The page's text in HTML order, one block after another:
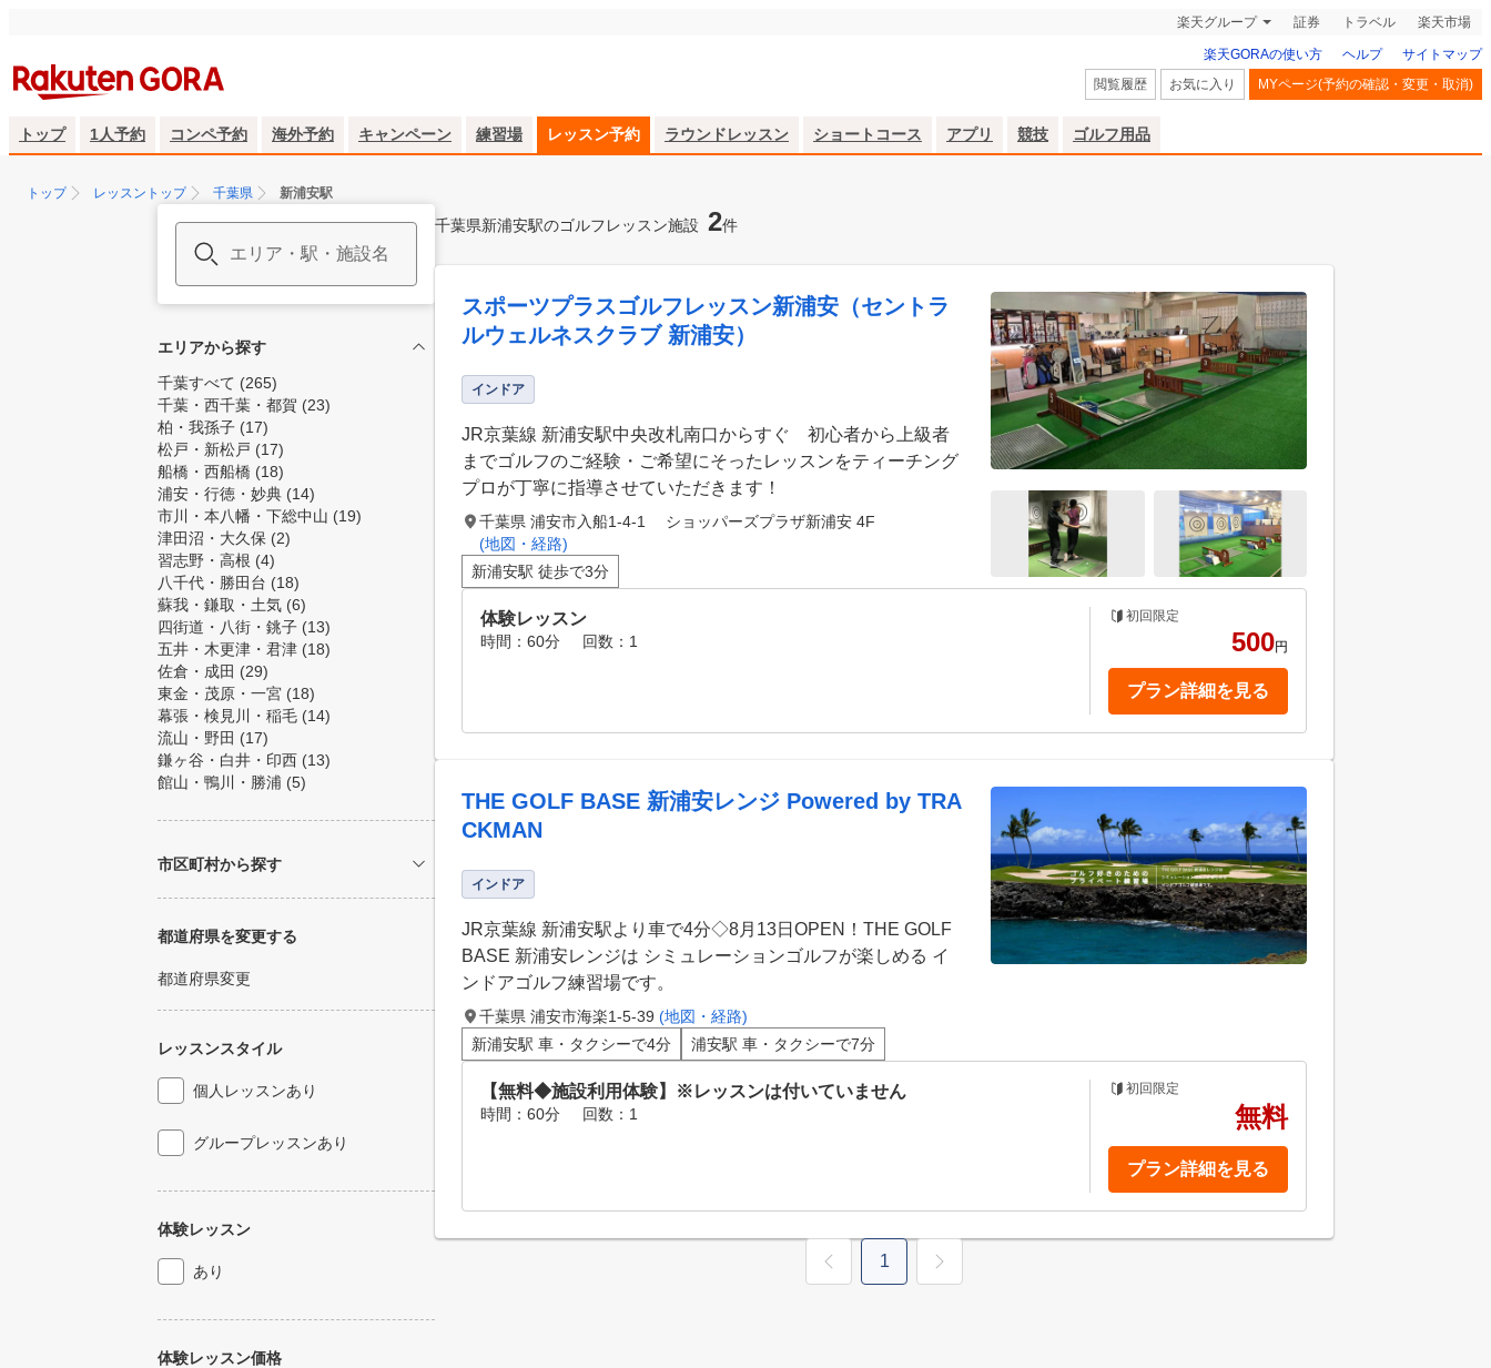
楽天グループ 証券 トラベル 楽天市場
楽天GORAの使い方 ヘルプ
サイトマップ
閲覧履歴
お気に入り MYページ(予約の確認・変更・取消)
トップ 1人予約 コンペ予約 海外予約 キャンペーン 練習場 レッスン予約 ラウンドレッスン ショートコース アプリ 競技 ゴルフ用品
トップ レッスントップ 千葉県 新浦安駅
エリアから探す
千葉すべて (265)
千葉・西千葉・都賀 (23)
柏・我孫子 (17)
松戸・新松戸 (17)
船橋・西船橋 (18)
浦安・行徳・妙典 (14)
市川・本八幡・下総中山 (19)
津田沼・大久保 (2)
習志野・高根 (4)
八千代・勝田台 (18)
蘇我・鎌取・土気 (6)
四街道・八街・銚子 (13)
五井・木更津・君津 (18)
佐倉・成田 (29)
東金・茂原・一宮 (18)
幕張・検見川・稲毛 (14)
流山・野田 (17)
鎌ヶ谷・白井・印西 (13)
館山・鴨川・勝浦 (5)
市区町村から探す
都道府県を変更する
都道府県変更
レッスンスタイル
個人レッスンあり
グループレッスンあり
体験レッスン
あり
体験レッスン価格
千葉県新浦安駅のゴルフレッスン施設 2件
スポーツプラスゴルフレッスン新浦安（セントラ
ルウェルネスクラブ 新浦安）
インドア
JR京葉線 新浦安駅中央改札南口からすぐ 初心者から上級者
までゴルフのご経験・ご希望にそったレッスンをティーチング
プロが丁寧に指導させていただきます！
千葉県 浦安市入船1-4-1 ショッパーズプラザ新浦安 4F
(地図・経路)
新浦安駅 徒歩で3分
体験レッスン
時間：60分 回数：1
初回限定
500円
プラン詳細を見る
THE GOLF BASE 新浦安レンジ Powered by TRA
CKMAN
インドア
JR京葉線 新浦安駅より車で4分◇8月13日OPEN！THE GOLF
BASE 新浦安レンジは シミュレーションゴルフが楽しめる イ
ンドアゴルフ練習場です。
千葉県 浦安市海楽1-5-39 (地図・経路)
新浦安駅 車・タクシーで4分
浦安駅 車・タクシーで7分
【無料◆施設利用体験】※レッスンは付いていません
時間：60分 回数：1
初回限定
無料
プラン詳細を見る
1